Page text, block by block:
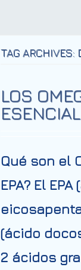
TAG ARCHIVES:
LOS
Qué son el
EPA? El
(ácido
2 ácidos